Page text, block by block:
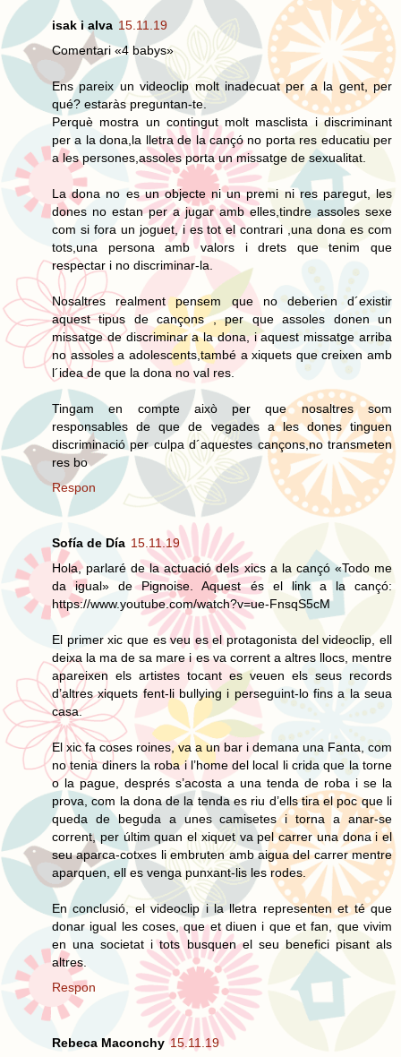
isak i alva 15.11.19
Comentari «4 babys»
Ens pareix un videoclip molt inadecuat per a la gent, per
qué? estaràs preguntan-te.
Perquè mostra un contingut molt masclista i discriminant
per a la dona,la lletra de la cançó no porta res educatiu per
a les persones,assoles porta un missatge de sexualitat.
La dona no es un objecte ni un premi ni res paregut, les
dones no estan per a jugar amb elles,tindre assoles sexe
com si fora un joguet, i es tot el contrari ,una dona es com
tots,una persona amb valors i drets que tenim que
respectar i no discriminar-la.
Nosaltres realment pensem que no deberien d´existir
aquest tipus de cançons , per que assoles donen un
missatge de discriminar a la dona, i aquest missatge arriba
no assoles a adolescents,també a xiquets que creixen amb
l´idea de que la dona no val res.
Tingam en compte això per que nosaltres som
responsables de que de vegades a les dones tinguen
discriminació per culpa d´aquestes cançons,no transmeten
res bo
Respon
Sofía de Día 15.11.19
Hola, parlaré de la actuació dels xics a la cançó «Todo me
da igual» de Pignoise. Aquest és el link a la cançó:
https://www.youtube.com/watch?v=ue-FnsqS5cM
El primer xic que es veu es el protagonista del videoclip, ell
deixa la ma de sa mare i es va corrent a altres llocs, mentre
apareixen els artistes tocant es veuen els seus records
d’altres xiquets fent-li bullying i perseguint-lo fins a la seua
casa.
El xic fa coses roines, va a un bar i demana una Fanta, com
no tenia diners la roba i l’home del local li crida que la torne
o la pague, després s’acosta a una tenda de roba i se la
prova, com la dona de la tenda es riu d’ells tira el poc que li
queda de beguda a unes camisetes i torna a anar-se
corrent, per últim quan el xiquet va pel carrer una dona i el
seu aparca-cotxes li embruten amb aigua del carrer mentre
aparquen, ell es venga punxant-lis les rodes.
En conclusió, el videoclip i la lletra representen et té que
donar igual les coses, que et diuen i que et fan, que vivim
en una societat i tots busquen el seu benefici pisant als
altres.
Respon
Rebeca Maconchy 15.11.19